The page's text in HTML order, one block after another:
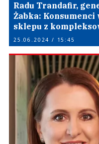
Radu Trandafir,
Żabka:
sklepu z
25.06.2024 / 15:45